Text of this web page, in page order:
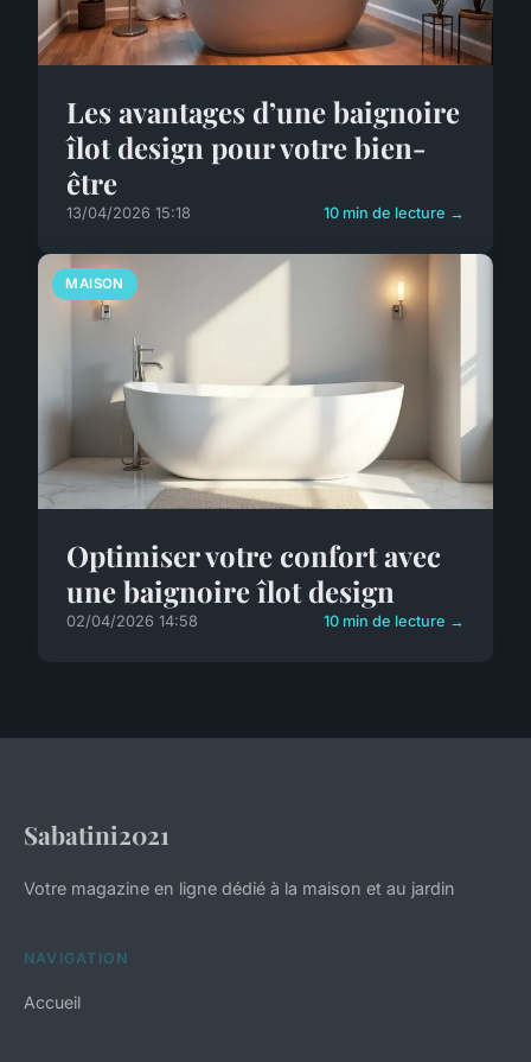
Les avantages d’une baignoire
îlot design pour votre bien-
être
13/04/2026 15:18 10 min de lecture →
MAISON
Optimiser votre confort avec
une baignoire îlot design
02/04/2026 14:58 10 min de lecture →
Sabatini2021
Votre magazine en ligne dédié à la maison et au jardin
NAVIGATION
Accueil